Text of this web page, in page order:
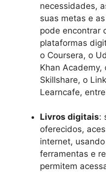
necessidades,
suas metas e
pode encontrar
plataformas
o Coursera, o
Khan Academy,
Skillshare, o
Learncafe,
Livros digitais:
oferecidos,
internet,
ferramentas e
permitem